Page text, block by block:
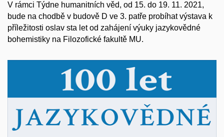
V rámci Týdne humanitních věd, od 15. do 19. 11. 2021,
bude na chodbě v budově D ve 3. patře probíhat výstava k
příležitosti oslav sta let od zahájení výuky jazykovědné
bohemistiky na Filozofické fakultě MU.